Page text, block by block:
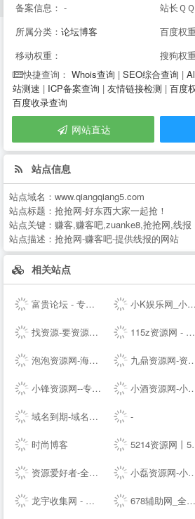
备案信息： -
站长Ｑ
所属分类： 论坛博客
百度权
移动权重：
搜狗权
快捷查询： Whois查询 | SEO综合查询 |
站测速 | ICP备案查询 | 友情链接检测 | 百度
百度收录查询
网站直达
站点信息
站点域名： www.qiangqiang5.com
站点标题： 抢抢网-好东西大家一起抢！
站点关键： 赚客,赚客吧,zuanke8,抢抢网,线报
站点描述： 抢抢网-赚客吧-提供线报的网站
相关站点
富贵论坛 - 专业的虚拟物品交易论坛，QQ号，YY号，手机号，邮箱，游戏帐号交易 - FGBBS.NET 小K娱乐网_小K网-QQ活动_资源分享-源码基地-网赚项目-安卓绿色软件基地
找资源-要资源就上找资源|专业提供,免费资源,活动资源,源码资源,励志打造全网最好最全的资源大全 - 115z资源网 - 专注网络资源快速下载
泡泡资源网-海量精品资源持续推送 专业可靠的网络知识服务平台 九鼎资源网-资源分享-源码基地-综合优质网络资源收集分享
小锋资源网--专注于优质资源分享,每天更新大量原创技术教程,线报活动,QQ技术、QQ资源、微信资源、宅男福利、网络热门、破解软件等... 小酒资源网-小酒专业分享技术术教程
域名到期-域名续费提醒 -
时尚博客 5214资源网丨5214辅助网丨5214商铺丨游戏辅助网丨辅助网
资源爱好者-全网资源一网打尽！ 小磊资源网-小磊技术网_软件库_爱收集分享各种破解软件。
龙宇收集网 - 龙网专注分享免费龙宇网优质资源并收集网络中各种绿色软件 678辅助网_全网最大免费软件,资源教程,游戏辅助资源网_单机游戏